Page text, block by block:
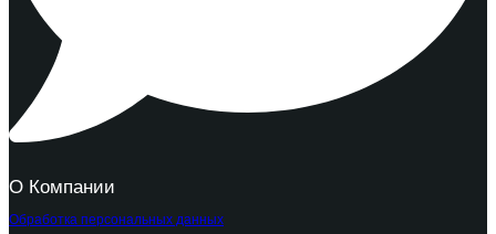
О Компании
Обработка персональных данных